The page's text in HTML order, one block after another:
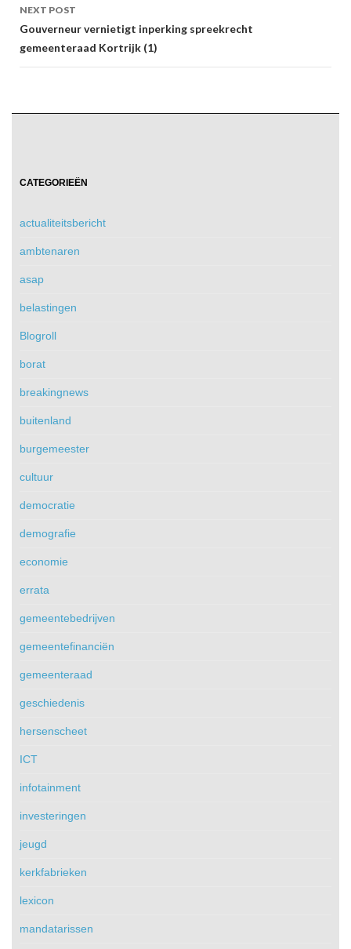
NEXT POST
Gouverneur vernietigt inperking spreekrecht
gemeenteraad Kortrijk (1)
CATEGORIEËN
actualiteitsbericht
ambtenaren
asap
belastingen
Blogroll
borat
breakingnews
buitenland
burgemeester
cultuur
democratie
demografie
economie
errata
gemeentebedrijven
gemeentefinanciën
gemeenteraad
geschiedenis
hersenscheet
ICT
infotainment
investeringen
jeugd
kerkfabrieken
lexicon
mandatarissen